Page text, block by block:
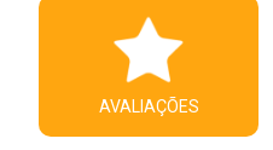
AVALIAÇÕES